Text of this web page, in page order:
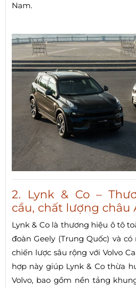
Nam.
2. Lynk & Co –
cầu, chất lượng châu
Lynk & Co là thương hiệu ô tô
đoàn Geely (Trung Quốc) và
chiến lược sâu rộng với Volvo
hợp này giúp Lynk & Co thừa
Volvo, bao gồm nền tảng